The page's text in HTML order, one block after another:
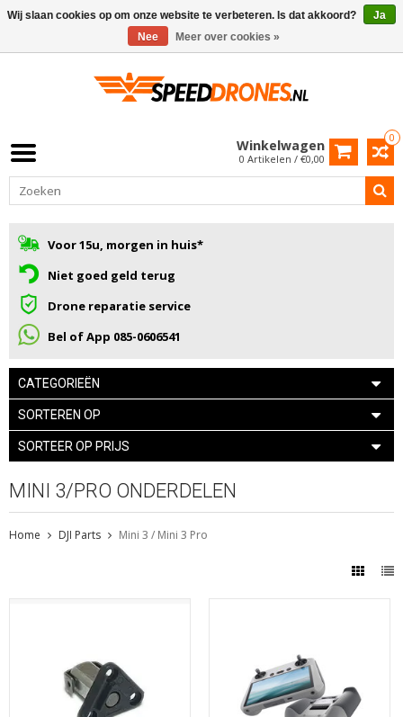
0
Winkelwagen
0 Artikelen / €0,00
Voor 15u, morgen in huis*
Niet goed geld terug
Drone reparatie service
Bel of App 085-0606541
CATEGORIEËN
SORTEREN OP
SORTEER OP PRIJS
MINI 3/PRO ONDERDELEN
Home DJI Parts Mini 3 / Mini 3 Pro
Wij slaan cookies op om onze website te verbeteren. Is dat akkoord?
Ja
Nee
Meer over cookies »